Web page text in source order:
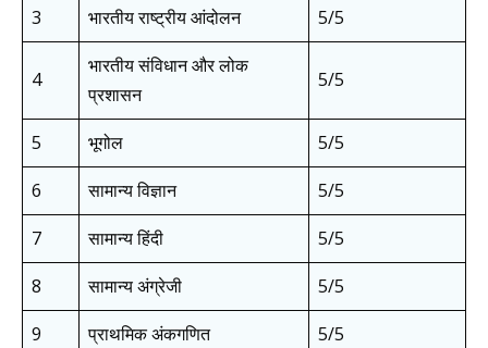
3
भारतीय राष्ट्रीय आंदोलन 5/5
4
भारतीय संविधान और लोक
प्रशासन
5/5
5 भूगोल
5/5
6
सामान्य विज्ञान
5/5
7
सामान्य हिंदी
5/5
8
सामान्य अंग्रेजी
5/5
9
प्राथमिक अंकगणित
5/5